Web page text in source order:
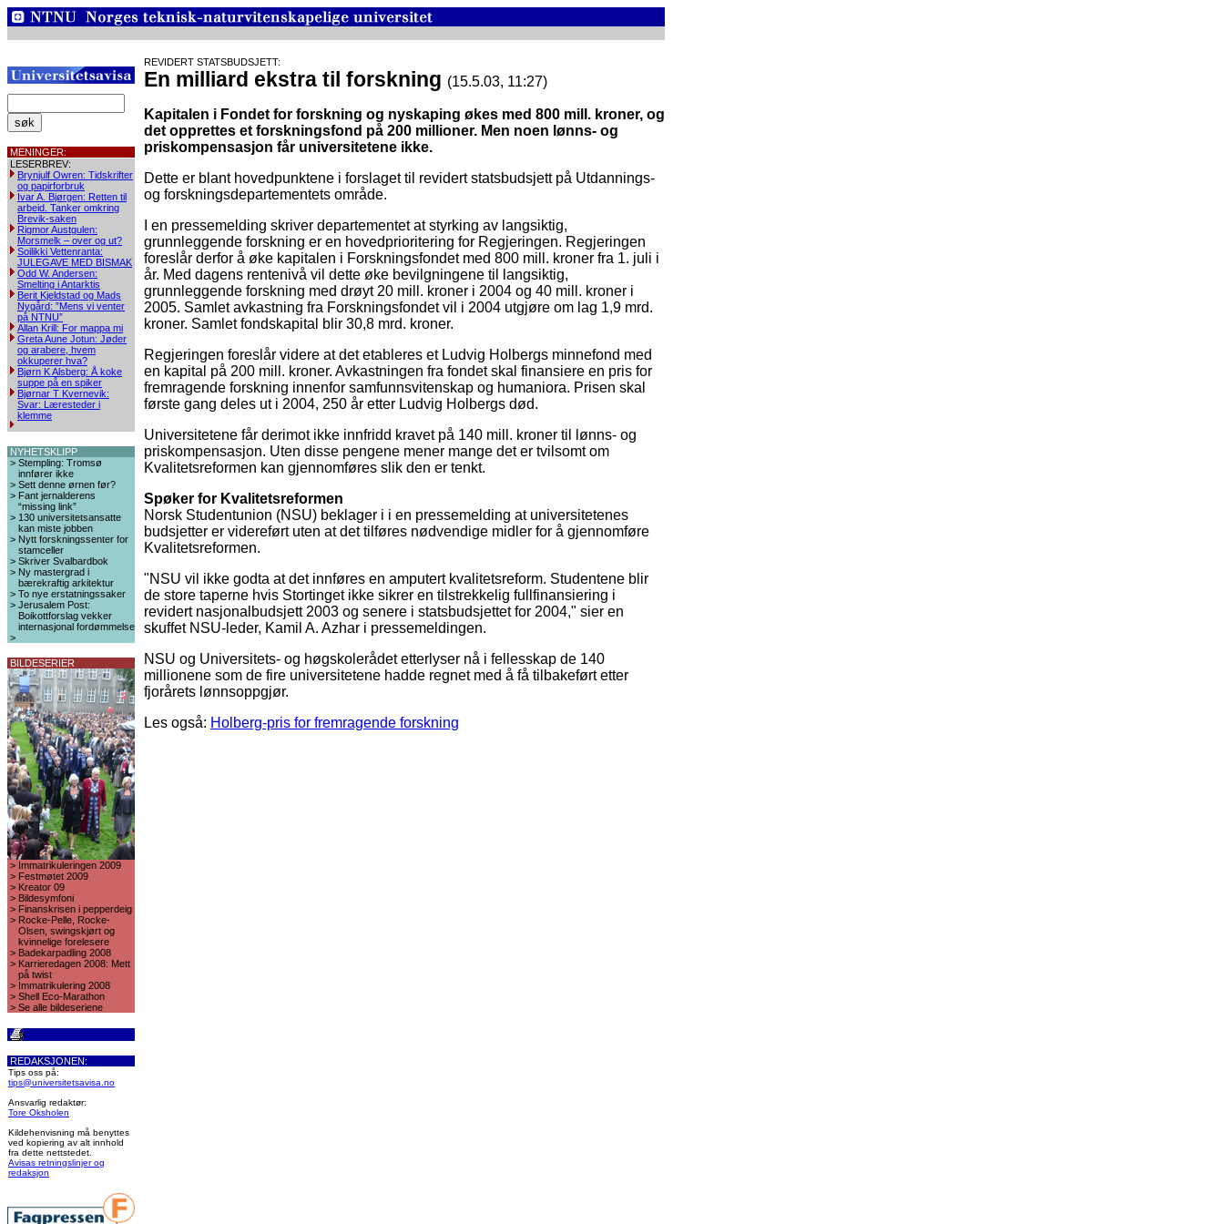
MENINGER:
LESERBREV:
Brynjulf Owren: Tidskrifter
og papirforbruk
Ivar A. Bjørgen: Retten til
arbeid. Tanker omkring
Brevik-saken
Rigmor Austgulen:
Morsmelk – over og ut?
Soilikki Vettenranta:
JULEGAVE MED BISMAK
Odd W. Andersen:
Smelting i Antarktis
Berit Kjeldstad og Mads
Nygård: ”Mens vi venter
på NTNU”
Allan Krill: For mappa mi
Greta Aune Jotun: Jøder
og arabere, hvem
okkuperer hva?
Bjørn K Alsberg: Å koke
suppe på en spiker
Bjørnar T Kvernevik:
Svar: Læresteder i
klemme
NYHETSKLIPP
> Stempling: Tromsø
innfører ikke
> Sett denne ørnen før?
> Fant jernalderens
“missing link”
> 130 universitetsansatte
kan miste jobben
> Nytt forskningssenter for
stamceller
> Skriver Svalbardbok
> Ny mastergrad i
bærekraftig arkitektur
> To nye erstatningssaker
> Jerusalem Post:
Boikottforslag vekker
internasjonal fordømmelse
>
BILDESERIER
> Immatrikuleringen 2009
> Festmøtet 2009
> Kreator 09
> Bildesymfoni
> Finanskrisen i pepperdeig
> Rocke-Pelle, Rocke-
Olsen, swingskjørt og
kvinnelige forelesere
> Badekarpadling 2008
> Karrieredagen 2008: Mett
på twist
> Immatrikulering 2008
> Shell Eco-Marathon
> Se alle bildeseriene
REDAKSJONEN:
Tips oss på:
tips@universitetsavisa.no
Ansvarlig redaktør:
Tore Oksholen
Kildehenvisning må benyttes
ved kopiering av alt innhold
fra dette nettstedet.
Avisas retningslinjer og
redaksjon
REVIDERT STATSBUDSJETT:
En milliard ekstra til forskning (15.5.03, 11:27)
Kapitalen i Fondet for forskning og nyskaping økes med 800 mill. kroner, og
det opprettes et forskningsfond på 200 millioner. Men noen lønns- og
priskompensasjon får universitetene ikke.
Dette er blant hovedpunktene i forslaget til revidert statsbudsjett på Utdannings-
og forskningsdepartementets område.
I en pressemelding skriver departementet at styrking av langsiktig,
grunnleggende forskning er en hovedprioritering for Regjeringen. Regjeringen
foreslår derfor å øke kapitalen i Forskningsfondet med 800 mill. kroner fra 1. juli i
år. Med dagens rentenivå vil dette øke bevilgningene til langsiktig,
grunnleggende forskning med drøyt 20 mill. kroner i 2004 og 40 mill. kroner i
2005. Samlet avkastning fra Forskningsfondet vil i 2004 utgjøre om lag 1,9 mrd.
kroner. Samlet fondskapital blir 30,8 mrd. kroner.
Regjeringen foreslår videre at det etableres et Ludvig Holbergs minnefond med
en kapital på 200 mill. kroner. Avkastningen fra fondet skal finansiere en pris for
fremragende forskning innenfor samfunnsvitenskap og humaniora. Prisen skal
første gang deles ut i 2004, 250 år etter Ludvig Holbergs død.
Universitetene får derimot ikke innfridd kravet på 140 mill. kroner til lønns- og
priskompensasjon. Uten disse pengene mener mange det er tvilsomt om
Kvalitetsreformen kan gjennomføres slik den er tenkt.
Spøker for Kvalitetsreformen
Norsk Studentunion (NSU) beklager i i en pressemelding at universitetenes
budsjetter er videreført uten at det tilføres nødvendige midler for å gjennomføre
Kvalitetsreformen.
"NSU vil ikke godta at det innføres en amputert kvalitetsreform. Studentene blir
de store taperne hvis Stortinget ikke sikrer en tilstrekkelig fullfinansiering i
revidert nasjonalbudsjett 2003 og senere i statsbudsjettet for 2004," sier en
skuffet NSU-leder, Kamil A. Azhar i pressemeldingen.
NSU og Universitets- og høgskolerådet etterlyser nå i fellesskap de 140
millionene som de fire universitetene hadde regnet med å få tilbakeført etter
fjorårets lønnsoppgjør.
Les også: Holberg-pris for fremragende forskning